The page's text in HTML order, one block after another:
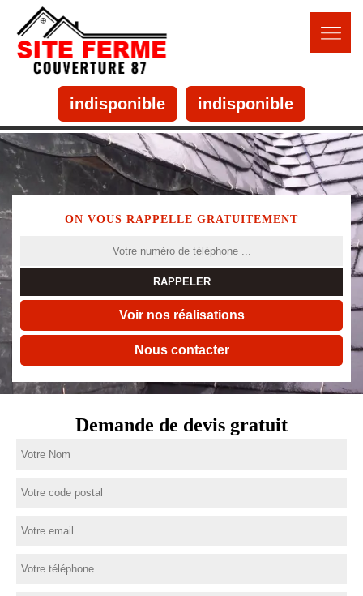
indisponible indisponible
ON VOUS RAPPELLE GRATUITEMENT
Voir nos réalisations
Nous contacter
Demande de devis gratuit